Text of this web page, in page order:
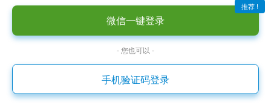
推荐 !
微信一键登录
- 您也可以 -
手机验证码登录